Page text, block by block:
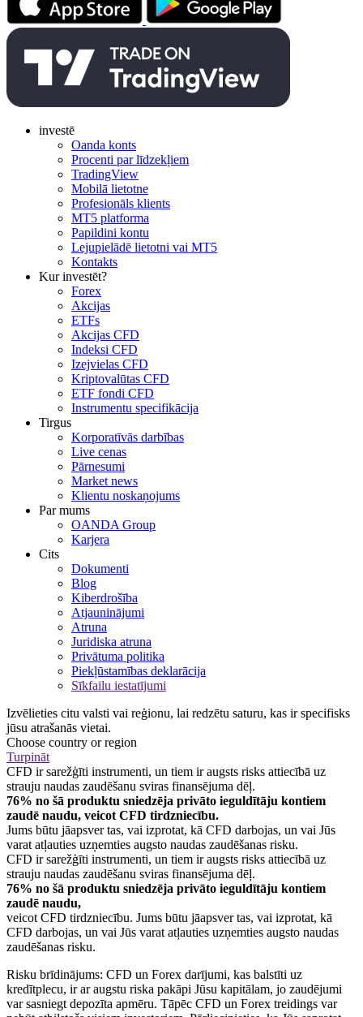
investē
Oanda konts
Procenti par līdzekļiem
TradingView
Mobilā lietotne
Profesionāls klients
MT5 platforma
Papildini kontu
Lejupielādē lietotni vai MT5
Kontakts
Kur investēt?
Forex
Akcijas
ETFs
Akcijas CFD
Indeksi CFD
Izejvielas CFD
Kriptovalūtas CFD
ETF fondi CFD
Instrumentu specifikācija
Tirgus
Korporatīvās darbības
Live cenas
Pārnesumi
Market news
Klientu noskaņojums
Par mums
OANDA Group
Karjera
Cits
Dokumenti
Blog
Kiberdrošība
Atjauninājumi
Atruna
Juridiska atruna
Privātuma politika
Piekļūstamības deklarācija
Sīkfailu iestatījumi
Izvēlieties citu valsti vai reģionu, lai redzētu saturu, kas ir specifisks
jūsu atrašanās vietai.
Choose country or region
Turpināt
CFD ir sarežģīti instrumenti, un tiem ir augsts risks attiecībā uz
strauju naudas zaudēšanu sviras finansējuma dēļ.
76% no šā produktu sniedzēja privāto ieguldītāju kontiem
zaudē naudu, veicot CFD tirdzniecību.
Jums būtu jāapsver tas, vai izprotat, kā CFD darbojas, un vai Jūs
varat atļauties uzņemties augsto naudas zaudēšanas risku.
CFD ir sarežģīti instrumenti, un tiem ir augsts risks attiecībā uz
strauju naudas zaudēšanu sviras finansējuma dēļ.
76% no šā produktu sniedzēja privāto ieguldītāju kontiem
zaudē naudu,
veicot CFD tirdzniecību. Jums būtu jāapsver tas, vai izprotat, kā
CFD darbojas, un vai Jūs varat atļauties uzņemties augsto naudas
zaudēšanas risku.
Risku brīdinājums: CFD un Forex darījumi, kas balstīti uz
kredītplecu, ir ar augstu riska pakāpi Jūsu kapitālam, jo zaudējumi
var sasniegt depozīta apmēru. Tāpēc CFD un Forex treidings var